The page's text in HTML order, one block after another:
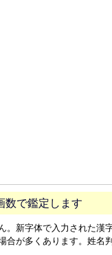
数で鑑定します
新字体で入力された漢
が多くあります。姓名